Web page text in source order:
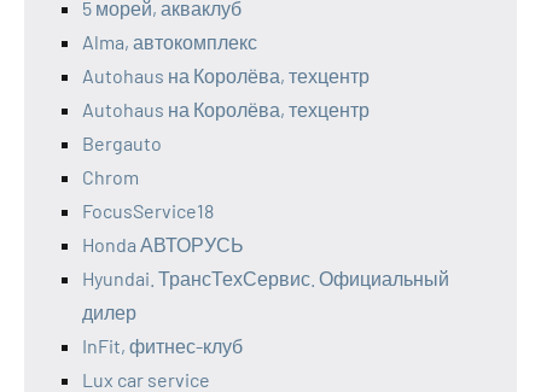
5 морей, акваклуб
Alma, автокомплекс
Autohaus на Королёва, техцентр
Autohaus на Королёва, техцентр
Bergauto
Chrom
FocusService18
Honda АВТОРУСЬ
Hyundai. ТрансТехСервис. Официальный
дилер
InFit, фитнес-клуб
Lux car service